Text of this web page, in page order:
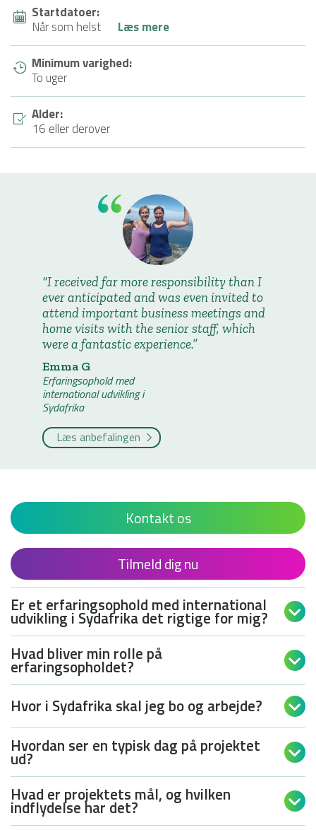
Startdatoer:
Når som helst
Læs mere
Minimum varighed:
To uger
Alder:
16 eller derover
I received far more responsibility than I
ever anticipated and was even invited to
attend important business meetings and
home visits with the senior staff, which
were a fantastic experience.
Emma G
Erfaringsophold med
international udvikling i
Sydafrika
Læs anbefalingen
Kontakt os
Tilmeld dig nu
Er et erfaringsophold med international
udvikling i Sydafrika det rigtige for mig? 
Hvad bliver min rolle på
erfaringsopholdet? 
Hvor i Sydafrika skal jeg bo og arbejde? 
Hvordan ser en typisk dag på projektet
ud? 
Hvad er projektets mål, og hvilken
indflydelse har det? 